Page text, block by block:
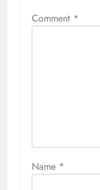
Comment *
Name *